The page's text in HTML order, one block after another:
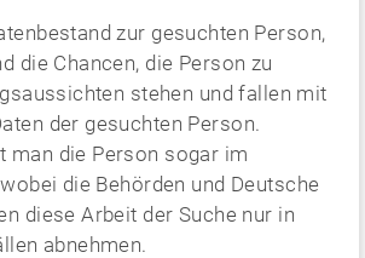
zur gesuchten Person,
die Chancen, die Person zu
stehen und fallen mit
der gesuchten Person.
man die Person sogar im
die Behörden und Deutsche
diese Arbeit der Suche nur in
abnehmen.